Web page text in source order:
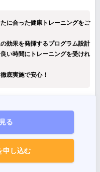
に合った健康トレーニングをご
効果を発揮するプログラム設計
い時間にトレーニングを受けれ
底実施で安心！
る
申し込む